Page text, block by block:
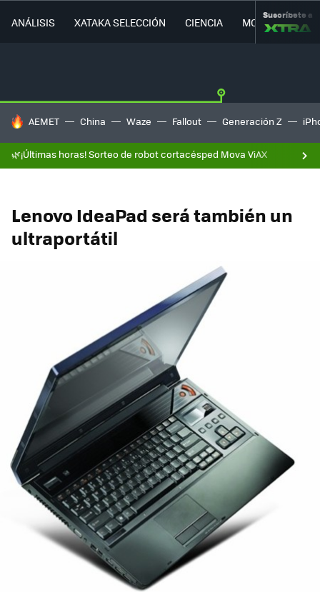
ANÁLISIS XATAKA SELECCIÓN CIENCIA MOVILIDAD
Suscríbete a
HOY SE HABLA DE
AEMET China Waze Fallout Generación Z
🌿¡Últimas horas! Sorteo de robot cortacésped Mova ViAX
Lenovo IdeaPad será también un
ultraportátil